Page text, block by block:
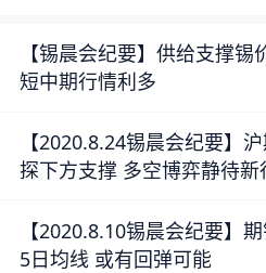
【锡晨会纪要】供给支撑锡
短中期行情利多
【2020.8.24锡晨会纪要】
探下方支撑 多空博弈静待新
【2020.8.10锡晨会纪要】
5日均线 或有回弹可能